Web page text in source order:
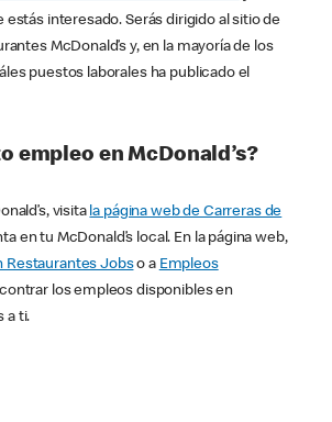
estás interesado. Serás dirigido al sitio de
McDonald’s y, en la mayoría de los
puestos laborales ha publicado el
empleo en McDonald’s?
visita la página web de Carreras de
en tu McDonald’s local. En la página web,
Restaurantes Jobso a Empleos
los empleos disponibles en
a ti.